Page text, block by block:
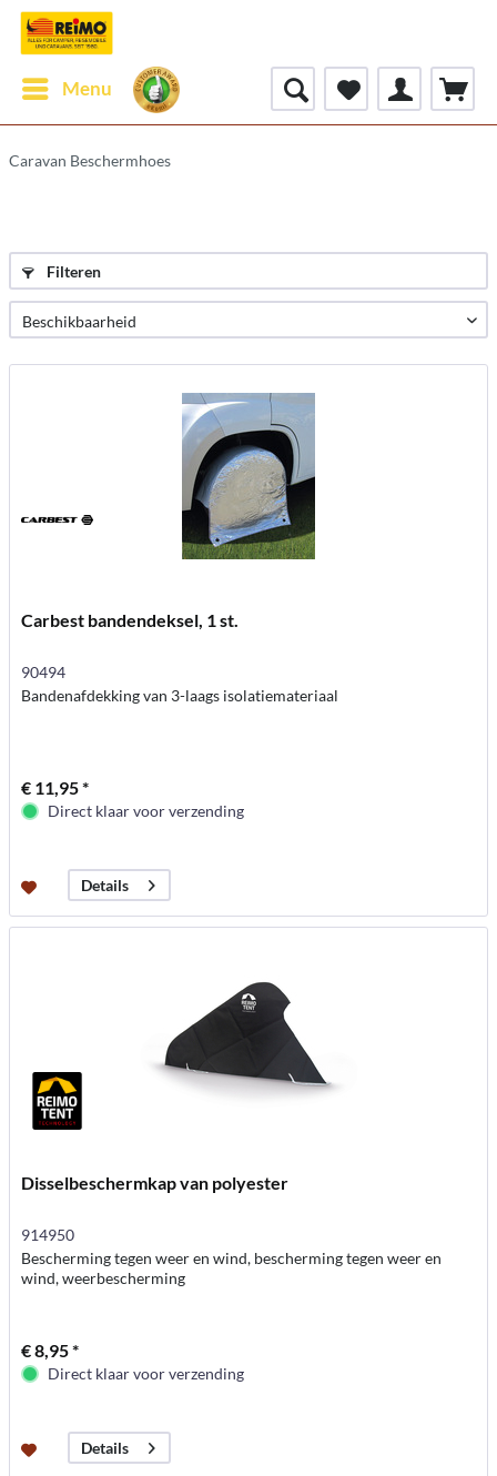
Menu
Caravan Beschermhoes
Filteren
Carbest bandendeksel, 1 st.
90494
Bandenafdekking van 3-laags isolatiemateriaal
€ 11,95 *
Direct klaar voor verzending
Details
Disselbeschermkap van polyester
914950
Bescherming tegen weer en wind, bescherming tegen weer en
wind, weerbescherming
€ 8,95 *
Direct klaar voor verzending
Details